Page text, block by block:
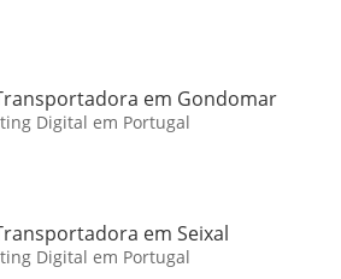
em Gondomar
Digital em Portugal
em Seixal
Digital em Portugal